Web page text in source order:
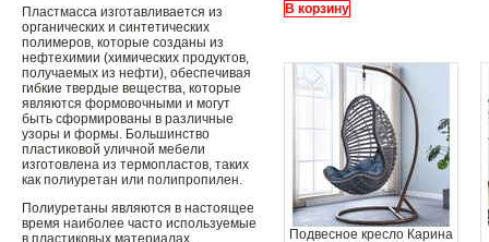
Пластмасса изготавливается из
органических и синтетических
полимеров, которые созданы из
нефтехимии (химических продуктов,
получаемых из нефти), обеспечивая
гибкие твердые вещества, которые
являются формовочными и могут
быть сформированы в различные
узоры и формы. Большинство
пластиковой уличной мебели
изготовлена ​​из термопластов, таких
как полиуретан или полипропилен.
Полиуретаны являются в настоящее
время наиболее часто используемые
в пластиковых материалах,
В корзину
Подвесное кресло Карина